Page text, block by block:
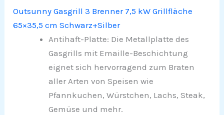
Outsunny Gasgrill 3 Brenner 7,5 kW Grillfläche
65×35,5 cm Schwarz+Silber
Antihaft-Platte: Die Metallplatte des
Gasgrills mit Emaille-Beschichtung
eignet sich hervorragend zum Braten
aller Arten von Speisen wie
Pfannkuchen, Würstchen, Lachs, Steak,
Gemüse und mehr.